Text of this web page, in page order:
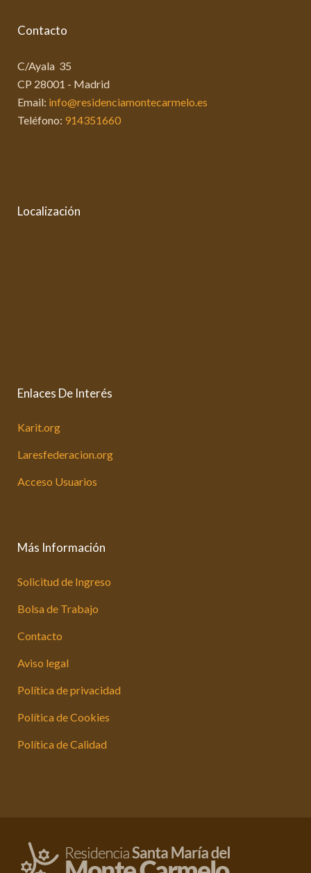
Contacto
C/Ayala 35
CP 28001 - Madrid
Email: info@residenciamontecarmelo.es
Teléfono: 914351660
Localización
Enlaces De Interés
Karit.org
Laresfederacion.org
Acceso Usuarios
Más Información
Solicitud de Ingreso
Bolsa de Trabajo
Contacto
Aviso legal
Política de privacidad
Política de Cookies
Política de Calidad